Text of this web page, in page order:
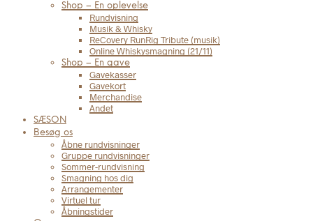
Shop – En oplevelse
Rundvisning
Musik & Whisky
ReCovery RunRig Tribute (musik)
Online Whiskysmagning (21/11)
Shop – En gave
Gavekasser
Gavekort
Merchandise
Andet
SÆSON
Besøg os
Åbne rundvisninger
Gruppe rundvisninger
Sommer-rundvisning
Smagning hos dig
Arrangementer
Virtuel tur
Åbningstider